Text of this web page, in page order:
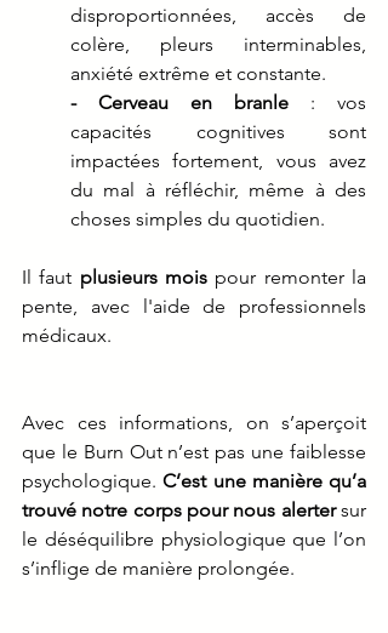
disproportionnées, accès de
colère, pleurs interminables,
anxiété extrême et constante.
- Cerveau en branle : vos
capacités cognitives sont
impactées fortement, vous avez
du mal à réfléchir, même à des
choses simples du quotidien.
Il faut plusieurs mois pour remonter la
pente, avec l'aide de professionnels
médicaux.
Avec ces informations, on s’aperçoit
que le Burn Out n’est pas une faiblesse
psychologique. C’est une manière qu’a
trouvé notre corps pour nous alerter sur
le déséquilibre physiologique que l’on
s’inflige de manière prolongée.